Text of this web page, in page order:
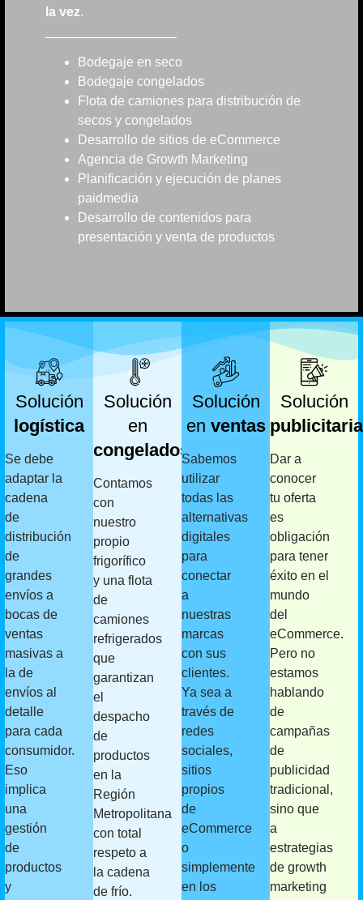
la vez.
Bodegaje en seco
Bodegaje congelados
Flota de camiones para distribución de
secos y congelados
Desarrollo de sitios de eCommerce
Agencia de Growth Marketing
Planificación y ejecución de planes
paidmedia
Desarrollo de contenidos para
presentación y venta de productos
Solución
logística
Se debe
adaptar la
cadena
de
distribución
de
grandes
envíos a
bocas de
ventas
masivas a
la de
envíos al
detalle
para cada
consumidor.
Eso
implica
una
gestión
de
productos
y
Solución
en
congelados
Contamos
con
nuestro
propio
frigorífico
y una flota
de
camiones
refrigerados
que
garantizan
el
despacho
de
productos
en la
Región
Metropolitana
con total
respeto a
la cadena
de frío.
Solución
en ventas
Sabemos
utilizar
todas las
alternativas
digitales
para
conectar
a
nuestras
marcas
con sus
clientes.
Ya sea a
través de
redes
sociales,
sitios
propios
de
eCommerce
o
simplemente
en los
Solución
publicitaria
Dar a
conocer
tu oferta
es
obligación
para tener
éxito en el
mundo
del
eCommerce.
Pero no
estamos
hablando
de
campañas
de
publicidad
tradicional,
sino que
a
estrategias
de growth
marketing